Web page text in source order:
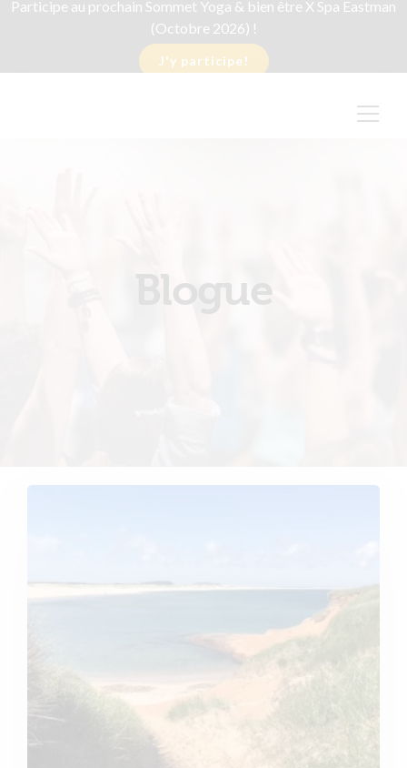
Participe au prochain Sommet Yoga & bien être X Spa Eastman
(Octobre 2026) !
J'y participe!
Blogue